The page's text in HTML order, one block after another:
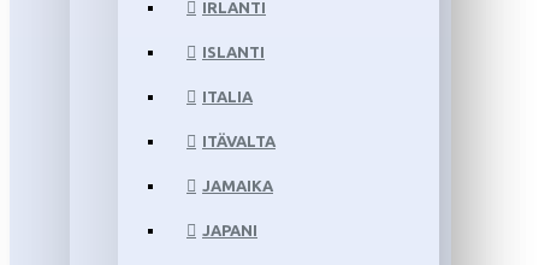
IRLANTI
ISLANTI
ITALIA
ITÄVALTA
JAMAIKA
JAPANI